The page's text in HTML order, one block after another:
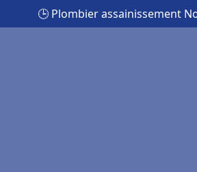
🕒 Plombier assainissement